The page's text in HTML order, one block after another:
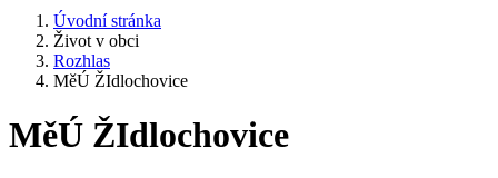
Úvodní stránka
Život v obci
Rozhlas
MěÚ ŽIdlochovice
MěÚ ŽIdlochovice